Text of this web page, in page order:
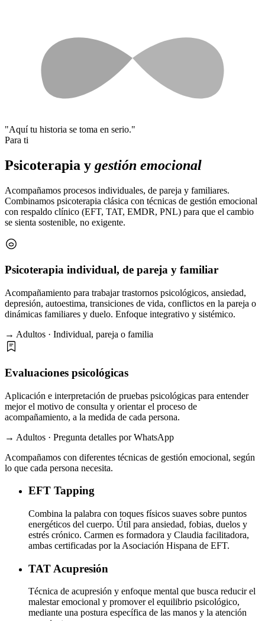
"Aquí tu historia se toma en serio."
Para ti
Psicoterapia y gestión emocional
Acompañamos procesos individuales, de pareja y familiares.
Combinamos psicoterapia clásica con técnicas de gestión emocional
con respaldo clínico (EFT, TAT, EMDR, PNL) para que el cambio
se sienta sostenible, no exigente.
Psicoterapia individual, de pareja y familiar
Acompañamiento para trabajar trastornos psicológicos, ansiedad,
depresión, autoestima, transiciones de vida, conflictos en la pareja o
dinámicas familiares y duelo. Enfoque integrativo y sistémico.
→ Adultos · Individual, pareja o familia
Evaluaciones psicológicas
Aplicación e interpretación de pruebas psicológicas para entender
mejor el motivo de consulta y orientar el proceso de
acompañamiento, a la medida de cada persona.
→ Adultos · Pregunta detalles por WhatsApp
Acompañamos con diferentes técnicas de gestión emocional, según
lo que cada persona necesita.
EFT Tapping
Combina la palabra con toques físicos suaves sobre puntos
energéticos del cuerpo. Útil para ansiedad, fobias, duelos y
estrés crónico. Carmen es formadora y Claudia facilitadora,
ambas certificadas por la Asociación Hispana de EFT.
TAT Acupresión
Técnica de acupresión y enfoque mental que busca reducir el
malestar emocional y promover el equilibrio psicológico,
mediante una postura específica de las manos y la atención